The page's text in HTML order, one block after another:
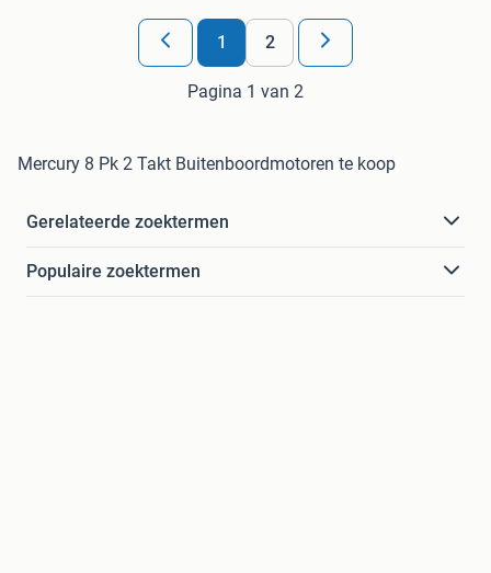
1 2
Pagina 1 van 2
Mercury 8 Pk 2 Takt Buitenboordmotoren te koop
Gerelateerde zoektermen
Populaire zoektermen